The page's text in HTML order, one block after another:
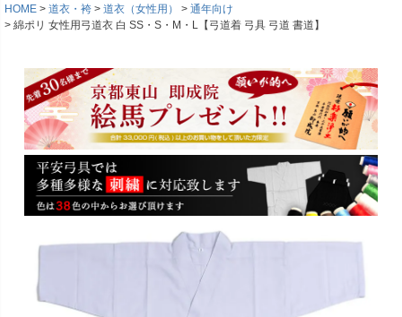
HOME
道衣・袴 道衣（女性用）
通年向け
綿ポリ 女性用弓道衣 白 SS・S・M・L【弓道着 弓具 弓道 書道】